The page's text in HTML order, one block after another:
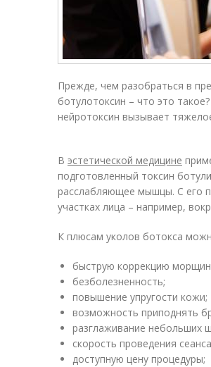
Прежде, чем разобраться в
ботулотоксин – что это
нейротоксин вызывает
В эстетической медицине
подготовленный токсин
расслабляющее мышцы. С его
участках лица – например,
К плюсам уколов ботокса
быструю коррекцию
безболезненность;
повышение упругости кожи;
возможность приподнять
разглаживание небольших
скорость проведения
доступную цену процедуры;